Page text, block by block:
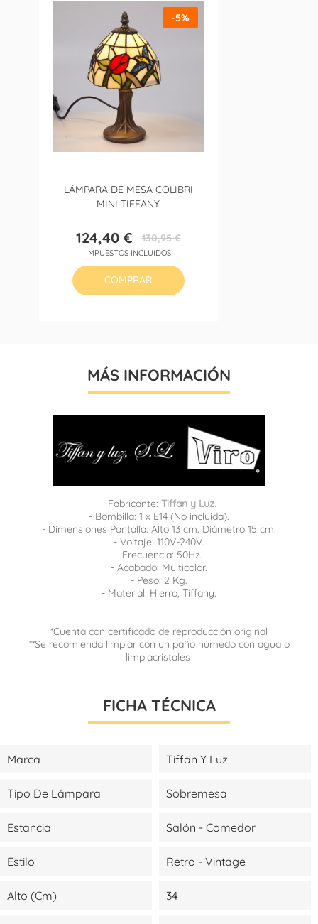
LÁMPARA DE MESA COLIBRI
MINI TIFFANY
Precio
124,40 €Precio
base
130,95 €
IMPUESTOS INCLUIDOS
-5%
COMPRAR
MÁS INFORMACIÓN
- Fabricante: Tiffan y Luz.
- Bombilla: 1 x E14 (No incluida).
- Dimensiones Pantalla: Alto 13 cm. Diámetro 15 cm.
- Voltaje: 110V-240V.
- Frecuencia: 50Hz.
- Acabado: Multicolor.
- Peso: 2 Kg.
- Material: Hierro, Tiffany.
*Cuenta con certificado de reproducción original
**Se recomienda limpiar con un paño húmedo con agua o
limpiacristales
FICHA TÉCNICA
Marca Tiffan Y Luz
Tipo De Lámpara Sobremesa
Estancia Salón - Comedor
Estilo Retro - Vintage
Alto (cm) 34